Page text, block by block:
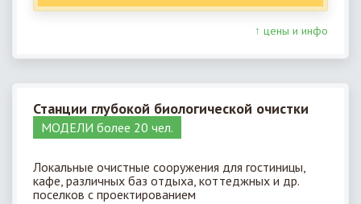
↑ цены и инфо
Станции глубокой биологической очистки
МОДЕЛИ более 20 чел.
Локальные очистные сооружения для гостиницы,
кафе, различных баз отдыха, коттеджных и др.
поселков с проектированием